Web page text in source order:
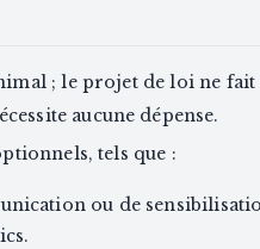
; le projet de loi ne
aucune dépense.
tels que :
ou de